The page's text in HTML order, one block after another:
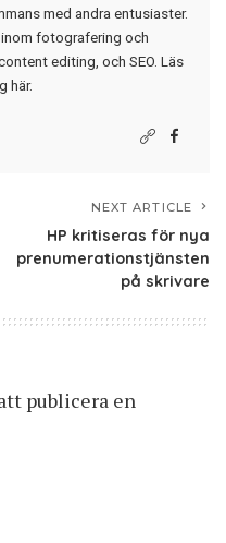
med andra entusiaster.
fotografering och
editing, och SEO. Läs
här.
NEXT ARTICLE
HP kritiseras för nya
prenumerationstjänsten
på skrivare
publicera en